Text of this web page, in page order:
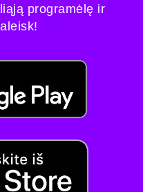
programėlę ir